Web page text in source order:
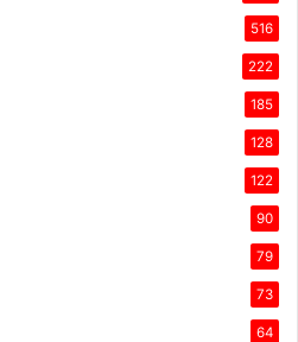
516
222
185
128
122
90
79
73
64